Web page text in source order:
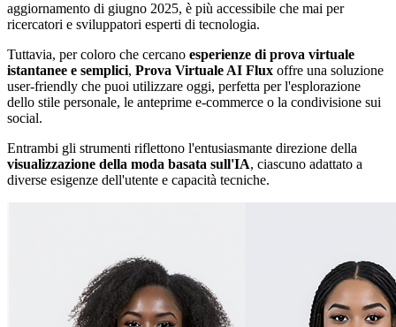
aggiornamento di giugno 2025, è più accessibile che mai per
ricercatori e sviluppatori esperti di tecnologia.
Tuttavia, per coloro che cercano esperienze di prova virtuale
istantanee e semplici, Prova Virtuale AI Flux offre una soluzione
user-friendly che puoi utilizzare oggi, perfetta per l'esplorazione
dello stile personale, le anteprime e-commerce o la condivisione sui
social.
Entrambi gli strumenti riflettono l'entusiasmante direzione della
visualizzazione della moda basata sull'IA, ciascuno adattato a
diverse esigenze dell'utente e capacità tecniche.